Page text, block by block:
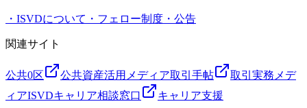
・ ISVDについて ・ フェロー制度 ・ 公告
関連サイト
公共0区 公共資産活用メディア取引手帖
取引実務メデ
ィアISVDキャリア相談窓口 キャリア支援